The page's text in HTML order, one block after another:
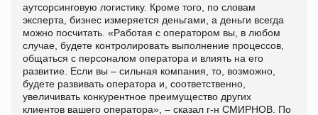
аутсорсинговую логистику. Кроме того, по словам
эксперта, бизнес измеряется деньгами, а деньги всегда
можно посчитать. «Работая с оператором вы, в любом
случае, будете контролировать выполнение процессов,
общаться с персоналом оператора и влиять на его
развитие. Если вы – сильная компания, то, возможно,
будете развивать оператора и, соответственно,
увеличивать конкурентное преимущество других
клиентов вашего оператора», – сказал г-н СМИРНОВ. По